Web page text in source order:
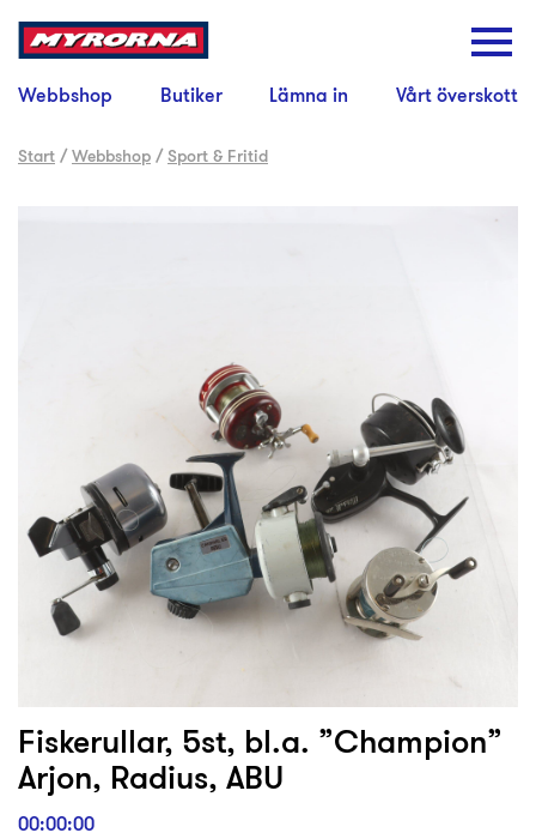
Webbshop Butiker Lämna in Vårt överskott
Start /Webbshop /Sport & Fritid
Fiskerullar, 5st, bl.a. ”Champion”
Arjon, Radius, ABU
00:00:00